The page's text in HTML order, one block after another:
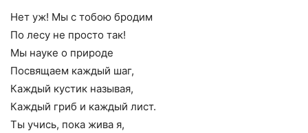
Нет уж! Мы с тобою бродим
По лесу не просто так!
Мы науке о природе
Посвящаем каждый шаг,
Каждый кустик называя,
Каждый гриб и каждый лист.
Ты учись, пока жива я,